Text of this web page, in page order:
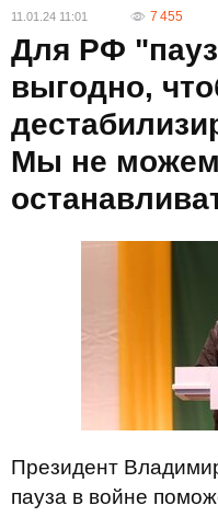
11.01.24 11:01 7 455
Для РФ
выгодно,
Мы не можем
Президент
пауза в войне